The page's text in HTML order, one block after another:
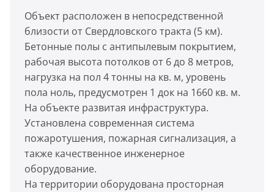
Объект расположен в непосредственной
близости от Свердловского тракта (5 км).
Бетонные полы с антипылевым покрытием,
рабочая высота потолков от 6 до 8 метров,
нагрузка на пол 4 тонны на кв. м, уровень
пола ноль, предусмотрен 1 док на 1660 кв. м.
На объекте развитая инфраструктура.
Установлена современная система
пожаротушения, пожарная сигнализация, а
также качественное инженерное
оборудование.
На территории оборудована просторная